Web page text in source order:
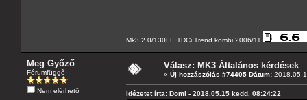
Mk3 2.0/130LE TDCi Trend kombi 2006/11
Meg Győző
Fórumfüggő
Nem elérhető
Válasz: MK3 Általános kérdések
« Új hozzászólás #74405 Dátum:
Idézetet írta: Domi - 2018.05.15 kedd, 08:24:22